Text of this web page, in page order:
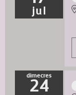
jul
dimecres
24